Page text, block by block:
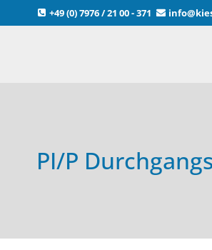
Inhalt
+49 (0) 7976 / 21 00 - 371
PI/P